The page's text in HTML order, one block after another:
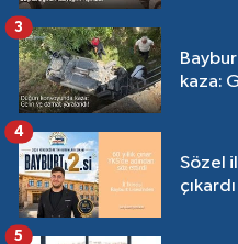
kaza:
3
Sözel
çıkardı
4
5